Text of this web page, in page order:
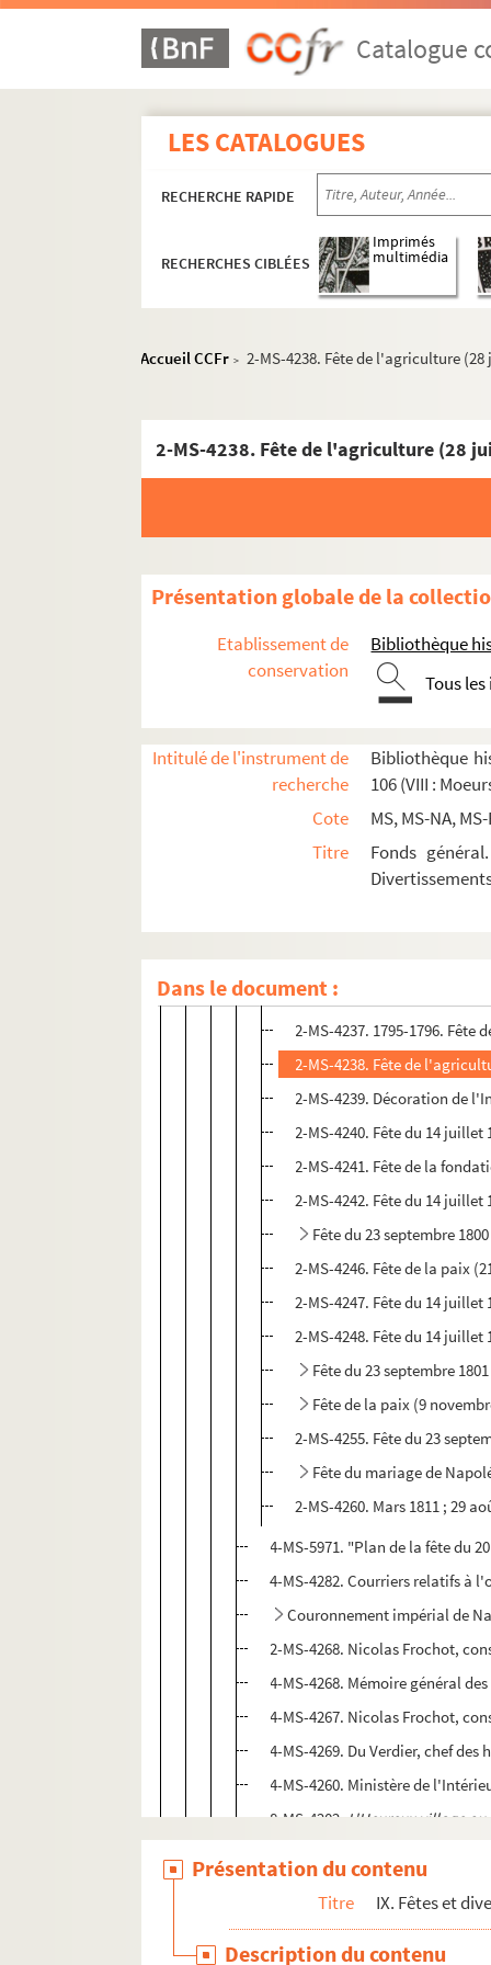
Catalogue
LES CATALOGUES
RECHERCHE RAPIDE
RECHERCHES CIBLÉES
Imprimés
multimédia
Accueil CCFr > 2-MS-4238. Fête de l'agriculture
Présentation globale de la
Etablissement de
conservation
Bibliothèque
Tous
Intitulé de l'instrument de
recherche
Bibliothèque
106 (VIII :
Cote
MS, MS-NA,
Titre
Fonds
Dans le document :
VIII. Histoire des moeurs et des coutumes
Section A : séries 88 et 89, Fêtes officielles ;
Série 88, Fêtes officielles :
Ancien Régime
Révolution, XIXe et XXe siècles
Papiers Chalgrin. Ensemble de
2-MS-4236. Fête de Barra
2-MS-4237. 1795-1796. Fête
2-MS-4238. Fête de
2-MS-4239. Décoration de
2-MS-4240. Fête du 14
2-MS-4241. Fête de la
2-MS-4242. Fête du 14 juillet
Fête du 23 septembre 1800
2-MS-4246. Fête de la paix
2-MS-4247. Fête du 14 juillet
2-MS-4248. Fête du 14 juillet
Fête du 23 septembre 1801
Fête de la paix (9
2-MS-4255. Fête du 23
Fête du mariage de
2-MS-4260. Mars 1811 ; 29
4-MS-5971. "Plan de la fête du
4-MS-4282. Courriers relatifs à
Couronnement impérial de
2-MS-4268. Nicolas Frochot,
4-MS-4268. Mémoire général
4-MS-4267. Nicolas Frochot,
4-MS-4269. Du Verdier, chef
4-MS-4260. Ministère de
8-MS-4202. L'Heureux village
8-MS-4323. Étienne-Hippolyte
Présentation du contenu
Titre IX. Fêtes et
Description du contenu